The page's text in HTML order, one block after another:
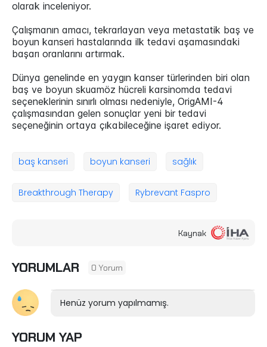
olarak inceleniyor.
Çalışmanın amacı, tekrarlayan veya metastatik baş ve
boyun kanseri hastalarında ilk tedavi aşamasındaki
başarı oranlarını artırmak.
Dünya genelinde en yaygın kanser türlerinden biri olan
baş ve boyun skuamöz hücreli karsinomda tedavi
seçeneklerinin sınırlı olması nedeniyle, OrigAMI-4
çalışmasından gelen sonuçlar yeni bir tedavi
seçeneğinin ortaya çıkabileceğine işaret ediyor.
baş kanseri boyun kanseri sağlık
Breakthrough Therapy Rybrevant Faspro
Kaynak
YORUMLAR 0 Yorum
Henüz yorum yapılmamış.
YORUM YAP